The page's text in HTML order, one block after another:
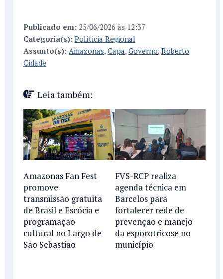
Publicado em: 25/06/2026 às 12:37
Categoria(s): Políticia Regional
Assunto(s): Amazonas, Capa, Governo, Roberto
Cidade
Leia também:
Amazonas Fan Fest
promove
transmissão gratuita
de Brasil e Escócia e
programação
cultural no Largo de
São Sebastião
FVS-RCP realiza
agenda técnica em
Barcelos para
fortalecer rede de
prevenção e manejo
da esporotricose no
município